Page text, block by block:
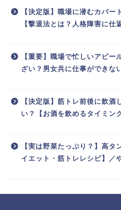
【決定版】職場に潜むカバー
【撃退法とは？人格障害に仕
【重要】職場で忙しいアピー
ざい？男女共に仕事ができな
【決定版】筋トレ前後に飲酒
い？【お酒を飲めるタイミン
【実は野菜たっぷり？】高
イエット・筋トレレシピ】